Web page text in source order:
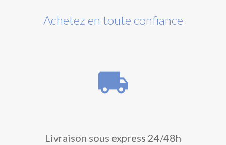
Achetez en toute confiance
local_shipping
Livraison sous express 24/48h